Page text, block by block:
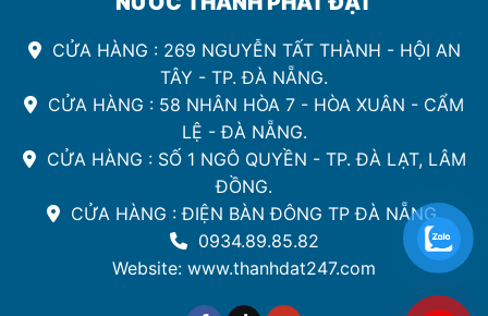
CỬA HÀNG : 269 NGUYỄN TẤT THÀNH - HỘI AN
TÂY - TP. ĐÀ NẴNG.
CỬA HÀNG : 58 NHÂN HÒA 7 - HÒA XUÂN - CẨM
LỆ - ĐÀ NẴNG.
CỬA HÀNG : SỐ 1 NGÔ QUYỀN - TP. ĐÀ LẠT, LÂM
ĐỒNG.
CỬA HÀNG : ĐIỆN BÀN ĐÔNG TP ĐÀ NẴNG.
0934.89.85.82
Website: www.thanhdat247.com